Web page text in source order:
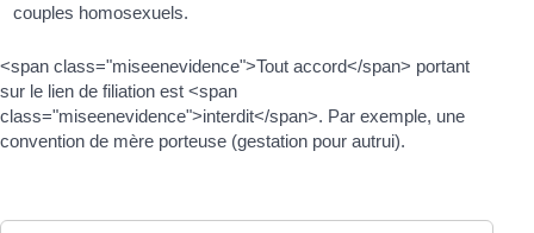
couples homosexuels.
<span class="miseenevidence">Tout accord</span> portant
sur le lien de filiation est <span
class="miseenevidence">interdit</span>. Par exemple, une
convention de mère porteuse (gestation pour autrui).